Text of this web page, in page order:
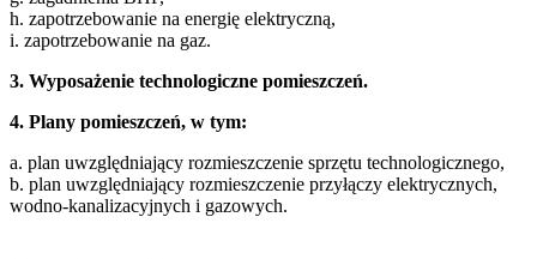
h. zapotrzebowanie na energię elektryczną,
i. zapotrzebowanie na gaz.
3. Wyposażenie technologiczne pomieszczeń.
4. Plany pomieszczeń, w tym:
a. plan uwzględniający rozmieszczenie sprzętu technologicznego,
b. plan uwzględniający rozmieszczenie przyłączy elektrycznych,
wodno-kanalizacyjnych i gazowych.